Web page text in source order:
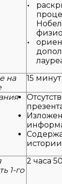
на
15 минут
1-го
2 часа